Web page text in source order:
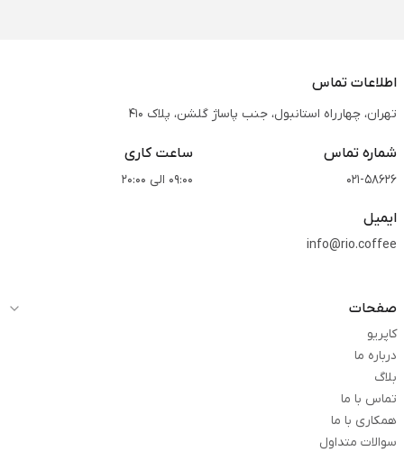
اطلاعات تماس
تهران، چهارراه استانبول، جنب پاساژ گلشن، پلاک 410
شماره تماس
021-58626
ساعت کاری
09:00 الی 20:00
ایمیل
info@rio.coffee
صفحات
کاپریو
درباره ما
بلاگ
تماس با ما
همکاری با ما
سوالات متداول